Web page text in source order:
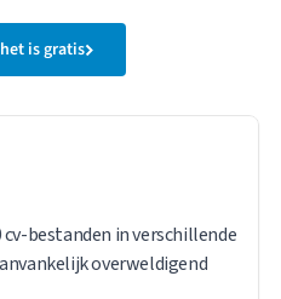
is gratis
cv-bestanden in verschillende
overweldigend